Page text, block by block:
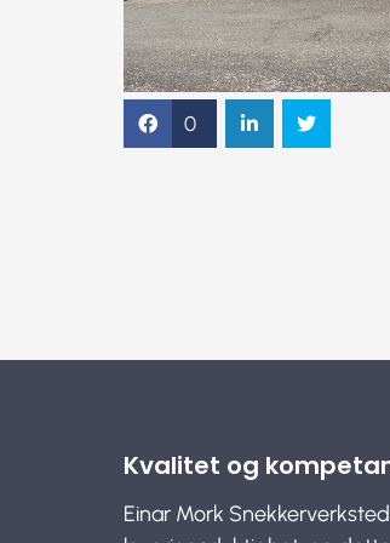
0
Kvalitet og
Einar Mork